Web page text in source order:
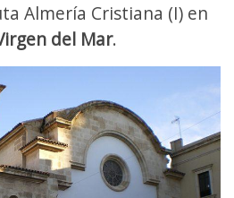
Almería Cristiana (I) en
del Mar.